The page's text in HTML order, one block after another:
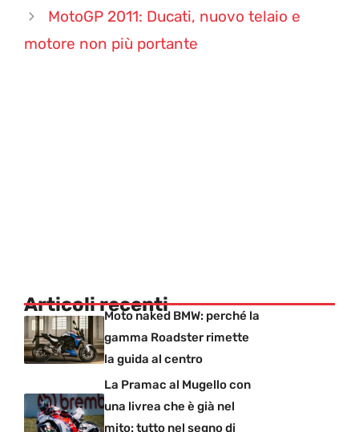
MotoGP 2011: Ducati, nuovo telaio e
motore non più portante
Articoli recentiMoto naked BMW: perché la
gamma Roadster rimette
la guida al centro
La Pramac al Mugello con
una livrea che è già nel
mito: tutto nel segno di